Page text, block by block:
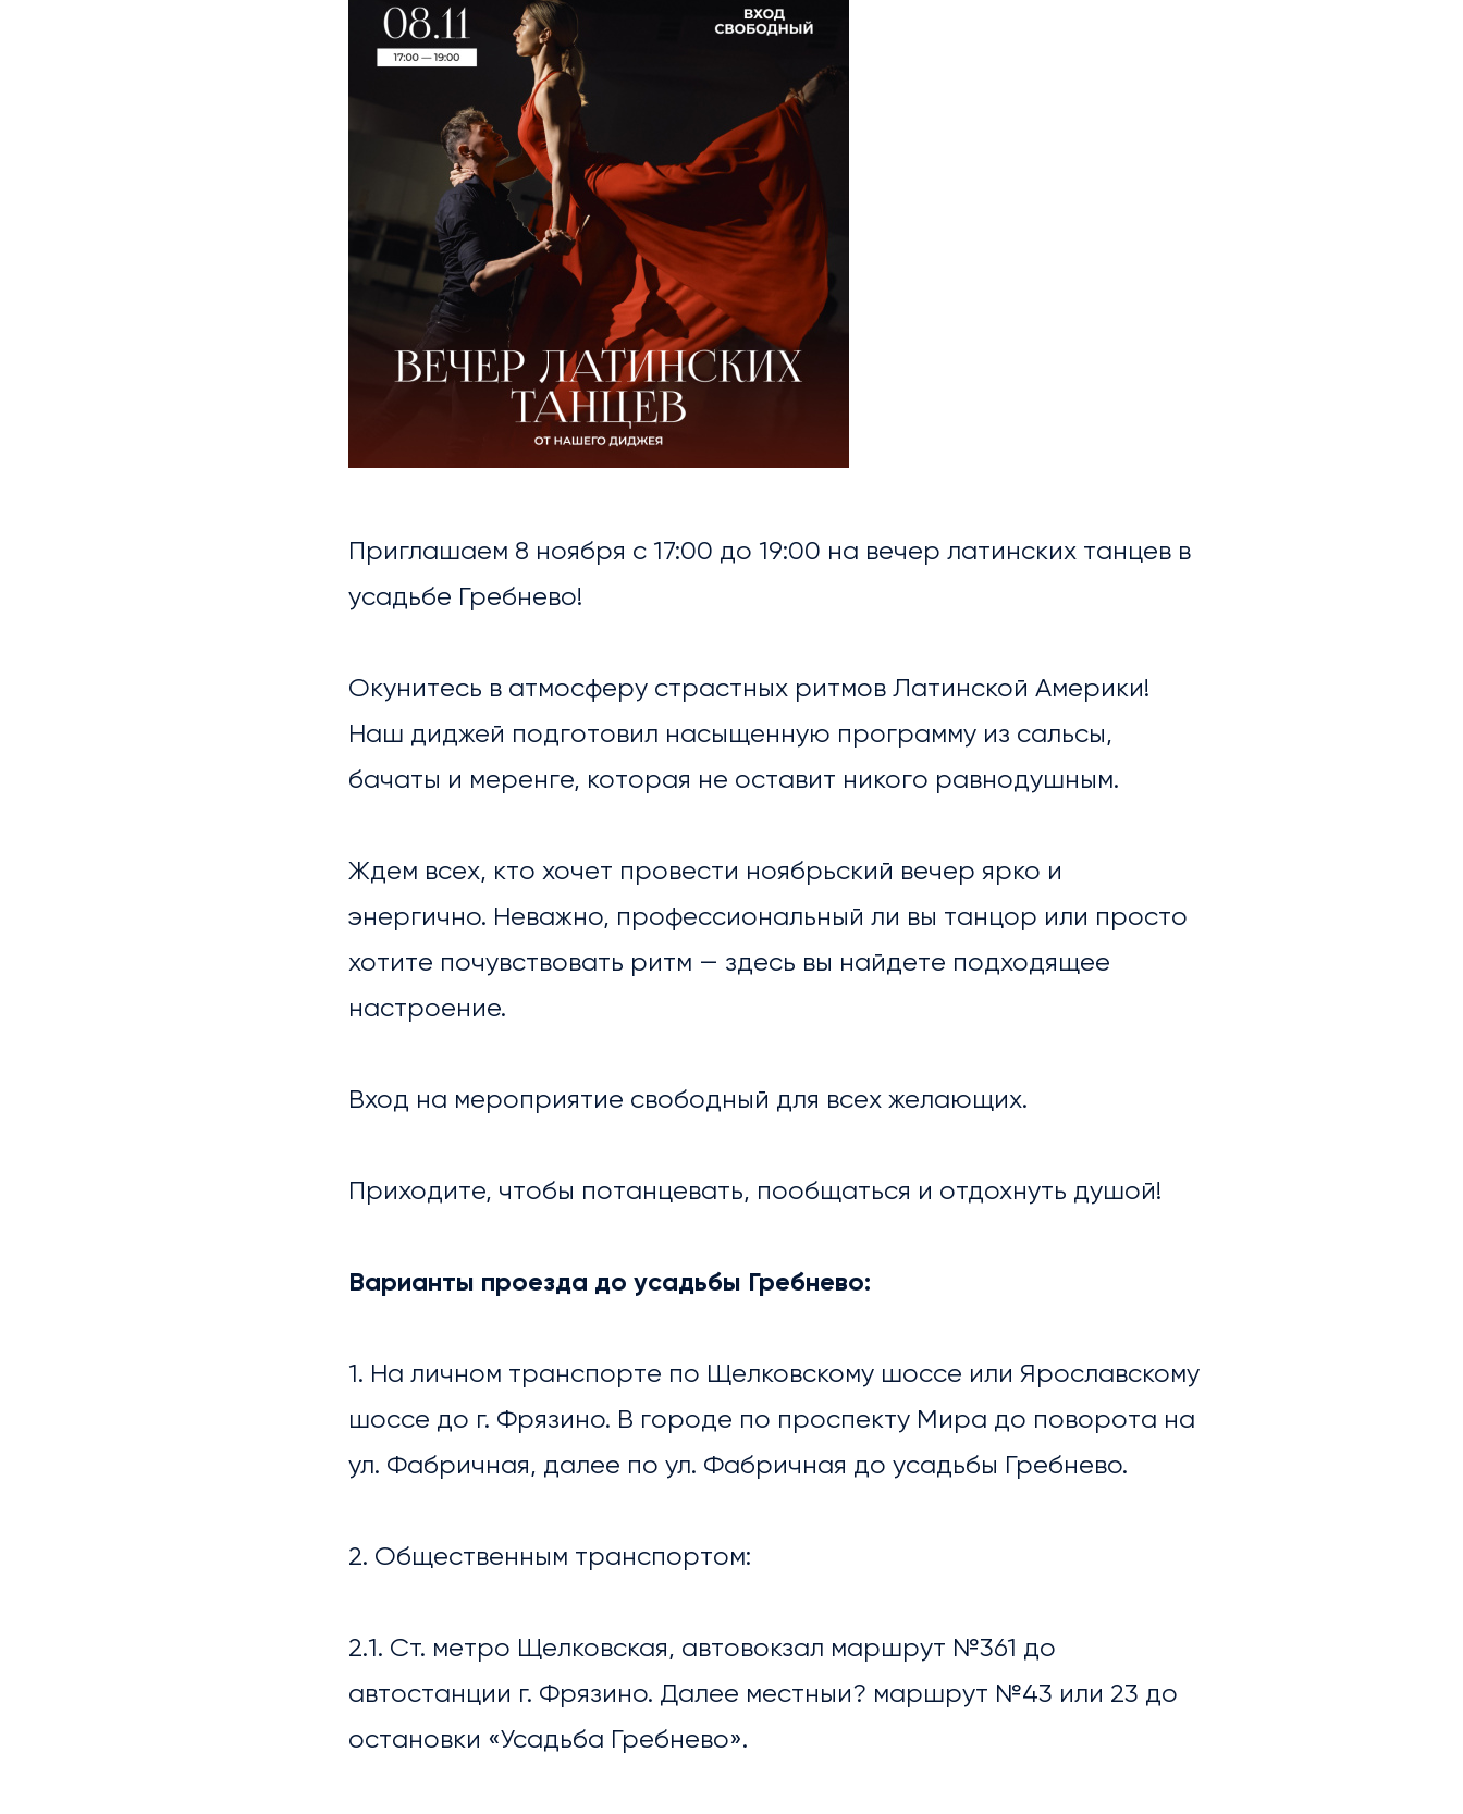
ОБ УСАДЬБЕ
ИСТОРИЯ
ВЛАДЕЛЬЦЫ УСАДЬБЫ
КНИГИ И СТАТЬИ
ВИДЕО
НОВОСТИ
ГАЛЕРЕЯ
БИБЛИОТЕКА
Приглашаем 8 ноября с 17:00 до 19:00 на вечер латинских танцев в
усадьбе Гребнево!
Окунитесь в атмосферу страстных ритмов Латинской Америки!
Наш диджей подготовил насыщенную программу из сальсы,
бачаты и меренге, которая не оставит никого равнодушным.
Ждем всех, кто хочет провести ноябрьский вечер ярко и
энергично. Неважно, профессиональный ли вы танцор или просто
хотите почувствовать ритм — здесь вы найдете подходящее
настроение.
Вход на мероприятие свободный для всех желающих.
Приходите, чтобы потанцевать, пообщаться и отдохнуть душой!
Варианты проезда до усадьбы Гребнево:
1. На личном транспорте по Щелковскому шоссе или Ярославскому
шоссе до г. Фрязино. В городе по проспекту Мира до поворота на
ул. Фабричная, далее по ул. Фабричная до усадьбы Гребнево.
2. Общественным транспортом:
2.1. Ст. метро Щелковская, автовокзал маршрут №361 до
автостанции г. Фрязино. Далее местныи? маршрут №43 или 23 до
остановки «Усадьба Гребнево».